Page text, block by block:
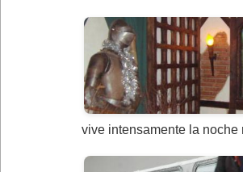
vive intensamente la noche